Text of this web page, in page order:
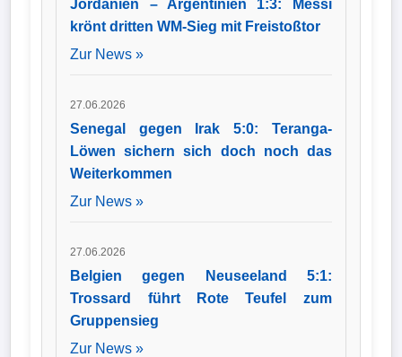
Jordanien – Argentinien 1:3: Messi
krönt dritten WM-Sieg mit Freistoßtor
Zur News »
27.06.2026
Senegal gegen Irak 5:0: Teranga-
Löwen sichern sich doch noch das
Weiterkommen
Zur News »
27.06.2026
Belgien gegen Neuseeland 5:1:
Trossard führt Rote Teufel zum
Gruppensieg
Zur News »